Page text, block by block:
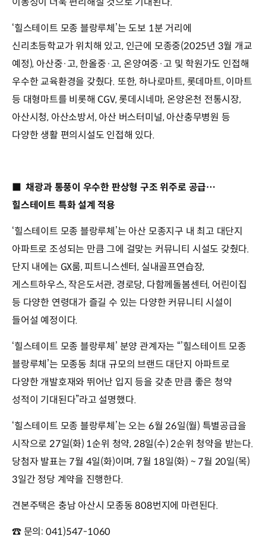
‘힐스테이트 모종 블랑루체’는 도보 1분 거리에
신리초등학교가 위치해 있고, 인근에 모종중(2025년 3월 개교
예정), 아산중·고, 한올중·고, 온양여중·고 및 학원가도 인접해
우수한 교육환경을 갖췄다. 또한, 하나로마트, 롯데마트, 이마트
등 대형마트를 비롯해 CGV, 롯데시네마, 온양온천 전통시장,
아산시청, 아산소방서, 아산 버스터미널, 아산충무병원 등
다양한 생활 편의시설도 인접해 있다.
■ 채광과 통풍이 우수한 판상형 구조 위주로 공급…
힐스테이트 특화 설계 적용
‘힐스테이트 모종 블랑루체’는 아산 모종지구 내 최고 대단지
아파트로 조성되는 만큼 그에 걸맞는 커뮤니티 시설도 갖췄다.
단지 내에는 GX룸, 피트니스센터, 실내골프연습장,
게스트하우스, 작은도서관, 경로당, 다함께돌봄센터, 어린이집
등 다양한 연령대가 즐길 수 있는 다양한 커뮤니티 시설이
들어설 예정이다.
‘힐스테이트 모종 블랑루체’ 분양 관계자는 “’힐스테이트 모종
블랑루체’는 모종동 최대 규모의 브랜드 대단지 아파트로
다양한 개발호재와 뛰어난 입지 등을 갖춘 만큼 좋은 청약
성적이 기대된다”라고 설명했다.
‘힐스테이트 모종 블랑루체’는 오는 6월 26일(월) 특별공급을
시작으로 27일(화) 1순위 청약, 28일(수) 2순위 청약을 받는다.
당첨자 발표는 7월 4일(화)이며, 7월 18일(화) ~ 7월 20일(목)
3일간 정당 계약을 진행한다.
견본주택은 충남 아산시 모종동 808번지에 마련된다.
☎ 문의: 041)547-1060